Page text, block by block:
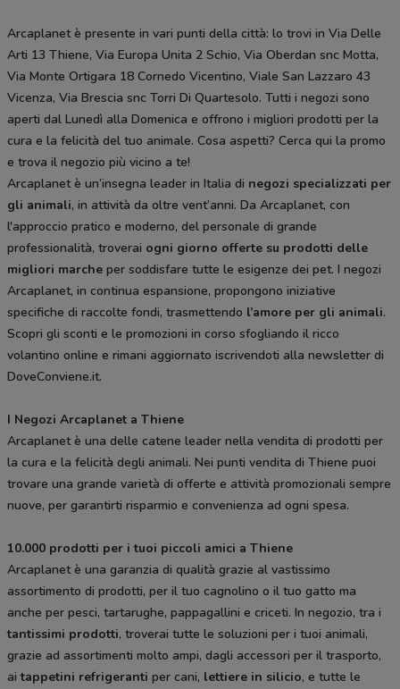
Arcaplanet è presente in vari punti della città: lo trovi in Via Delle
Arti 13 Thiene, Via Europa Unita 2 Schio, Via Oberdan snc Motta,
Via Monte Ortigara 18 Cornedo Vicentino, Viale San Lazzaro 43
Vicenza, Via Brescia snc Torri Di Quartesolo. Tutti i negozi sono
aperti dal Lunedì alla Domenica e offrono i migliori prodotti per la
cura e la felicità del tuo animale. Cosa aspetti? Cerca qui la promo
e trova il negozio più vicino a te!
Arcaplanet è un’insegna leader in Italia di negozi specializzati per
gli animali, in attività da oltre vent’anni. Da Arcaplanet, con
l'approccio pratico e moderno, del personale di grande
professionalità, troverai ogni giorno offerte su prodotti delle
migliori marche per soddisfare tutte le esigenze dei pet. I negozi
Arcaplanet, in continua espansione, propongono iniziative
specifiche di raccolte fondi, trasmettendo l’amore per gli animali.
Scopri gli sconti e le promozioni in corso sfogliando il ricco
volantino online e rimani aggiornato iscrivendoti alla newsletter di
DoveConviene.it.
I Negozi Arcaplanet a Thiene
Arcaplanet è una delle catene leader nella vendita di prodotti per
la cura e la felicità degli animali. Nei punti vendita di Thiene puoi
trovare una grande varietà di offerte e attività promozionali sempre
nuove, per garantirti risparmio e convenienza ad ogni spesa.
10.000 prodotti per i tuoi piccoli amici a Thiene
Arcaplanet è una garanzia di qualità grazie al vastissimo
assortimento di prodotti, per il tuo cagnolino o il tuo gatto ma
anche per pesci, tartarughe, pappagallini e criceti. In negozio, tra i
tantissimi prodotti, troverai tutte le soluzioni per i tuoi animali,
grazie ad assortimenti molto ampi, dagli accessori per il trasporto,
aitappetini refrigeranti per cani, lettiere in silicio, e tutte le